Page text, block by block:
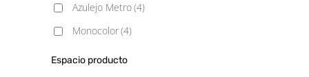
Azulejo Metro(4)
Monocolor(4)
Espacio producto